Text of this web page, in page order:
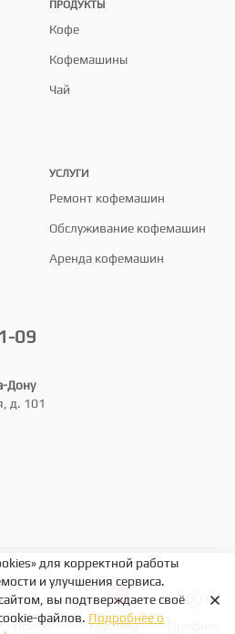
ПРОДУКТЫ
Кофе
Кофемашины
Чай
УСЛУГИ
Ремонт кофемашин
Обслуживание кофемашин
Аренда кофемашин
09
Дону
д. 101
для корректной работы
и улучшения сервиса.
вы подтверждаете своё
файлов. Подробнее о
Поиск Корзина